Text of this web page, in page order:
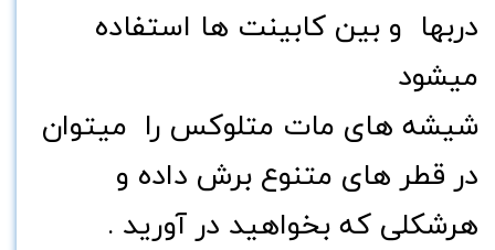
دربها و بین کابینت ها استفاده
میشود
شیشه های مات متلوکس را میتوان
در قطر های متنوع برش داده و
هرشکلی که بخواهید در آورید .